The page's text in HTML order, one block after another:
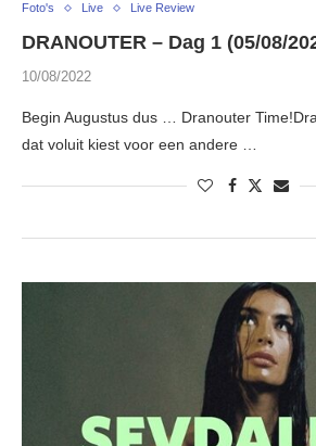
Foto's Live Live Review
DRANOUTER – Dag 1 (05/08/
10/08/2022
Begin Augustus dus … Dranouter
dat voluit kiest voor een andere …